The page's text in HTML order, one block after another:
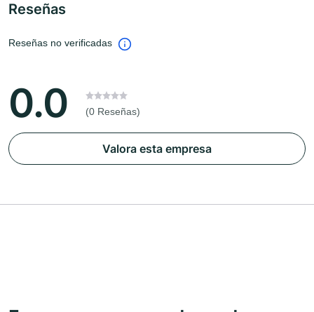
Reseñas
Reseñas no verificadas
0.0 (0 Reseñas)
Valora esta empresa